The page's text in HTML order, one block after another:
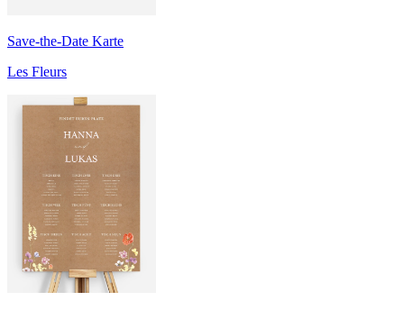
Save-the-Date Karte
Les Fleurs